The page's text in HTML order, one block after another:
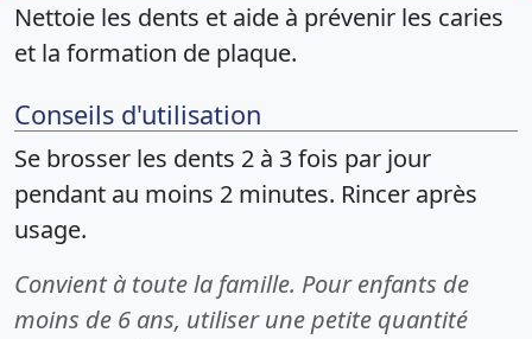
Nettoie les dents et aide à prévenir les caries
et la formation de plaque.
Conseils d'utilisation
Se brosser les dents 2 à 3 fois par jour
pendant au moins 2 minutes. Rincer après
usage.
Convient à toute la famille. Pour enfants de
moins de 6 ans, utiliser une petite quantité